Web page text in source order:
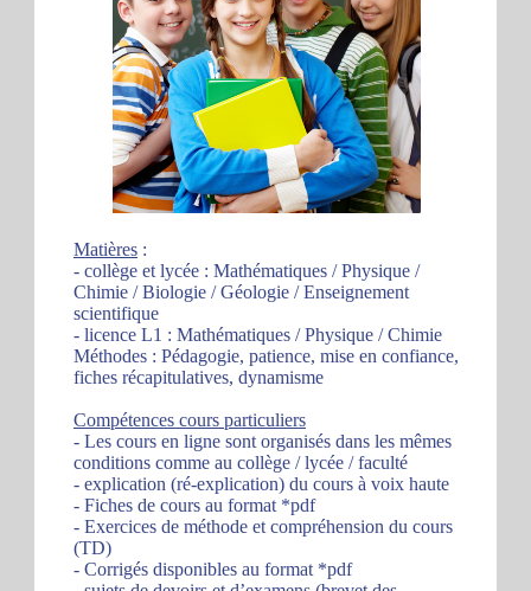
Matières :
- collège et lycée : Mathématiques / Physique /
Chimie / Biologie / Géologie / Enseignement
scientifique
- licence L1 : Mathématiques / Physique / Chimie
Méthodes : Pédagogie, patience, mise en confiance,
fiches récapitulatives, dynamisme
Compétences cours particuliers
- Les cours en ligne sont organisés dans les mêmes
conditions comme au collège / lycée / faculté
- explication (ré-explication) du cours à voix haute
- Fiches de cours au format *pdf
- Exercices de méthode et compréhension du cours
(TD)
- Corrigés disponibles au format *pdf